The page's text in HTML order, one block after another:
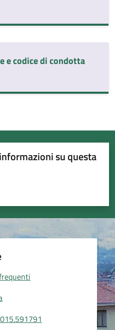
e codice di condotta
su questa
su 5
5